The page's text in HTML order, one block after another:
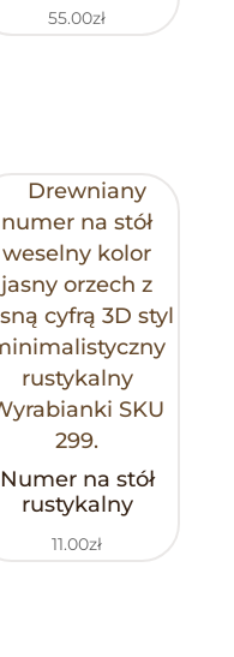
55.00zł
Numer na stół
rustykalny
11.00zł